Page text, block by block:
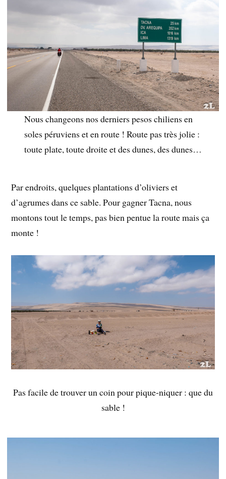
Nous changeons nos derniers pesos chiliens en
soles péruviens et en route ! Route pas très jolie :
toute plate, toute droite et des dunes, des dunes…
Par endroits, quelques plantations d’oliviers et
d’agrumes dans ce sable. Pour gagner Tacna, nous
montons tout le temps, pas bien pentue la route mais ça
monte !
Pas facile de trouver un coin pour pique-niquer : que du
sable !